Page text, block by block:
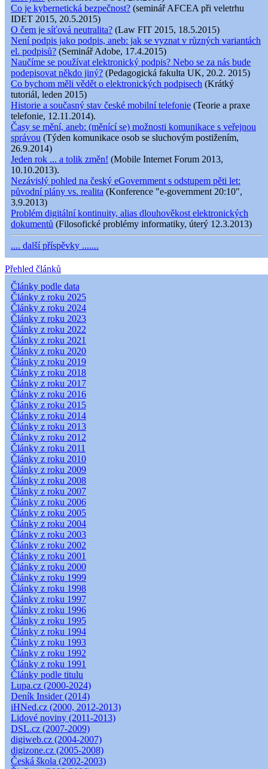
Co je kybernetická bezpečnost? (seminář AFCEA při veletrhu
IDET 2015, 20.5.2015)
O čem je síťová neutralita? (Law FIT 2015, 18.5.2015)
Není podpis jako podpis, aneb: jak se vyznat v různých variantách
el. podpisů? (Seminář Adobe, 17.4.2015)
Naučíme se používat elektronický podpis? Nebo se za nás bude
podepisovat někdo jiný? (Pedagogická fakulta UK, 20.2. 2015)
Co bychom měli vědět o elektronických podpisech (Krátký
tutoriál, leden 2015)
Historie a současný stav české mobilní telefonie (Teorie a praxe
telefonie, 12.11.2014).
Časy se mění, aneb: (měnící se) možnosti komunikace s veřejnou
správou (Týden komunikace osob se sluchovým postižením,
26.9.2014)
Jeden rok ... a tolik změn! (Mobile Internet Forum 2013,
10.10.2013).
Nezávislý pohled na český eGovernment s odstupem pěti let:
původní plány vs. realita (Konference "e-government 20:10",
3.9.2013)
Problém digitální kontinuity, alias dlouhověkost elektronických
dokumentů (Filosofické problémy informatiky, úterý 12.3.2013)
.... další příspěvky .......
Přehled článků
Články podle data
Články z roku 2025
Články z roku 2024
Články z roku 2023
Články z roku 2022
Články z roku 2021
Články z roku 2020
Články z roku 2019
Články z roku 2018
Články z roku 2017
Články z roku 2016
Články z roku 2015
Články z roku 2014
Články z roku 2013
Články z roku 2012
Články z roku 2011
Články z roku 2010
Články z roku 2009
Články z roku 2008
Články z roku 2007
Články z roku 2006
Články z roku 2005
Články z roku 2004
Články z roku 2003
Články z roku 2002
Články z roku 2001
Články z roku 2000
Články z roku 1999
Články z roku 1998
Články z roku 1997
Články z roku 1996
Články z roku 1995
Články z roku 1994
Články z roku 1993
Články z roku 1992
Články z roku 1991
Články podle titulu
Lupa.cz (2000-2024)
Deník Insider (2014)
iHNed.cz (2000, 2012-2013)
Lidové noviny (2011-2013)
DSL.cz (2007-2009)
digiweb.cz (2004-2007)
digizone.cz (2005-2008)
Česká škola (2002-2003)